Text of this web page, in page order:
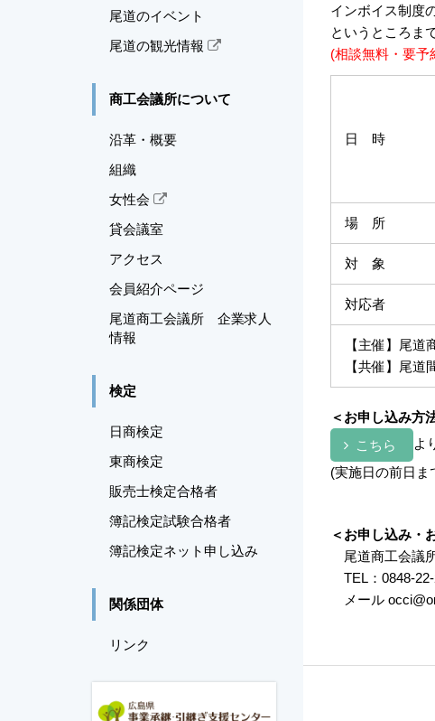
インボイス制度
というところま
(相談無料・要予
日 時
場 所
対 象
対応者
【主催】尾
【共催】尾道
＜お申し込み方
こちら
よ
(実施日の前日ま
＜お申し込み・
尾道商工会議
TEL：0848-
メール
尾道のイベント
尾道の観光情報
商工会議所について
沿革・概要
組織
女性会
貸会議室
アクセス
会員紹介ページ
尾道商工会議所 企業求人
情報
検定
日商検定
東商検定
販売士検定合格者
簿記検定試験合格者
簿記検定ネット申し込み
関係団体
リンク